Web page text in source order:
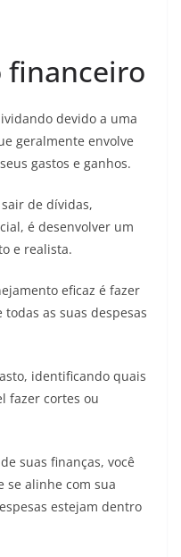
devido a uma
geralmente envolve
gastos e ganhos.
de dívidas,
é desenvolver um
e realista.
eficaz é fazer
as suas despesas
identificando quais
fazer cortes ou
suas finanças, você
se alinhe com sua
estejam dentro